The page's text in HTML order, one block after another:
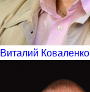
Виталий Коваленко